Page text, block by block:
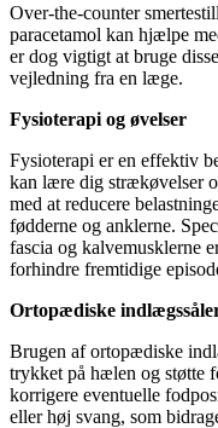
Over-the-counter
paracetamol kan hjælpe
er dog vigtigt at bruge
vejledning fra en læge.
Fysioterapi og øvelser
Fysioterapi er en effektiv
kan lære dig strækøvelser
med at reducere
fødderne og anklerne.
fascia og kalvemusklerne
forhindre fremtidige
Ortopædiske
Brugen af ortopædiske
trykket på hælen og støtte
korrigere eventuelle
eller høj svang, som